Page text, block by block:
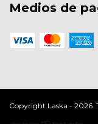
Medios de
Copyright Laska - 2026.